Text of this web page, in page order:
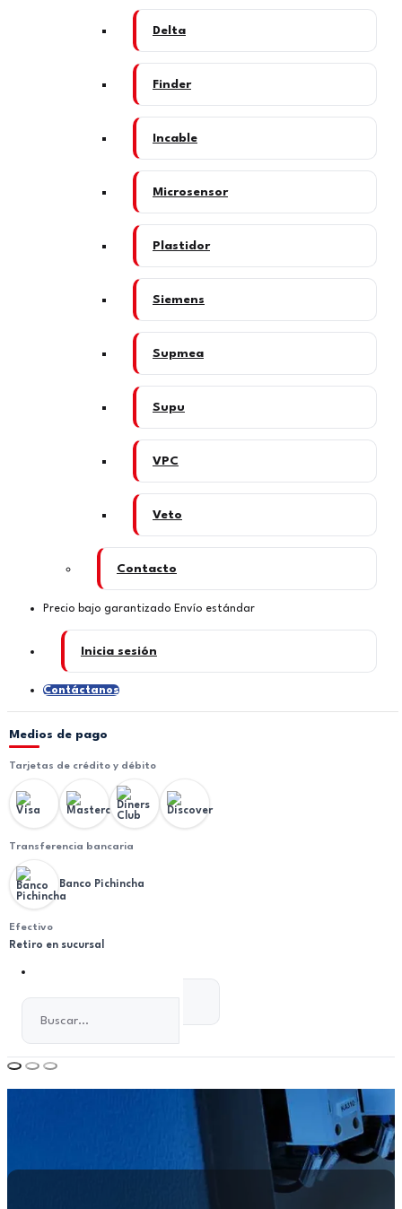
Delta
Finder
Incable
Microsensor
Plastidor
Siemens
Supmea
Supu
VPC
Veto
Contacto
Precio bajo garantizado Envío estándar
Inicia sesión
Contáctanos
Medios de pago
Tarjetas de crédito y débito
Transferencia bancaria
Banco Pichincha
Efectivo
Retiro en sucursal